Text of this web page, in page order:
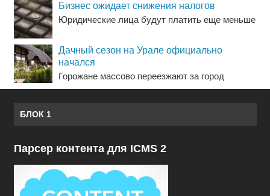
Бизнес ожидает снижения налогов
Юридические лица будут платить еще меньше
Дачный сезон на Урале официально
начался
Горожане массово переезжают за город
БЛОК 1
Парсер контента для ICMS 2